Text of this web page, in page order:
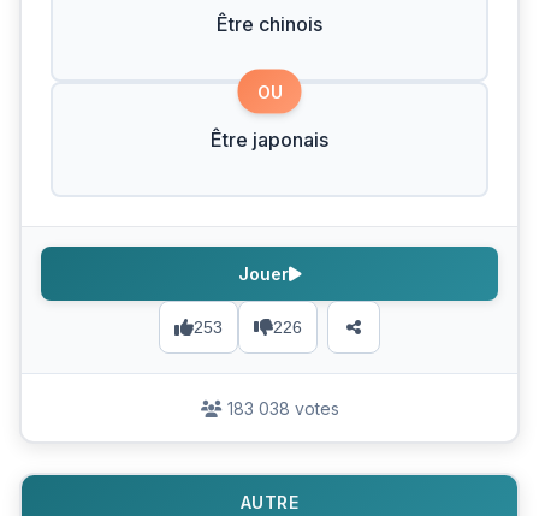
Être chinois
OU
Être japonais
253 226
Jouer
183 038 votes
AUTRE